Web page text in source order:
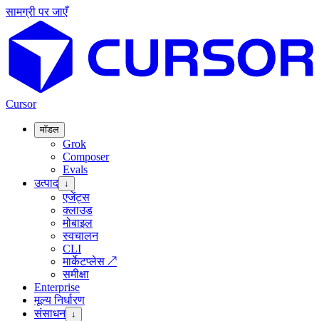
सामग्री पर जाएँ
Cursor
मॉडल
Grok
Composer
Evals
उत्पाद ↓
एजेंट्स
क्लाउड
मोबाइल
स्वचालन
CLI
मार्केटप्लेस ↗
समीक्षा
Enterprise
मूल्य निर्धारण
संसाधन ↓